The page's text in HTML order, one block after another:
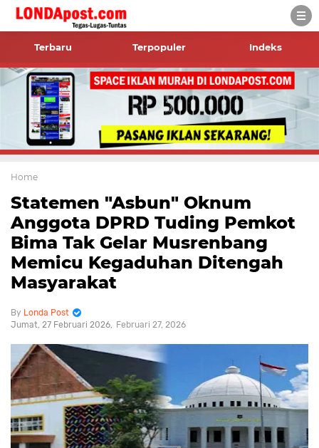
Terbaru Terpopuler Indeks
Home
Statemen "Asbun" Oknum
Anggota DPRD Tuding Pemkot
Bima Tak Gelar Musrenbang
Memicu Kegaduhan Ditengah
Masyarakat
Londa Post
Jumat, 27 Februari 2026
Februari 27, 2026